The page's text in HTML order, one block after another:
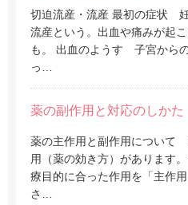
切迫流産・流産 最初の症状
流産という。出血や痛みが起
も。 出血のようす 子宮から
っ…
薬の副作用と対応のしかた
薬の主作用と副作用について
用（薬の効き方）があります
療目的に合った作用を「主作
さ…